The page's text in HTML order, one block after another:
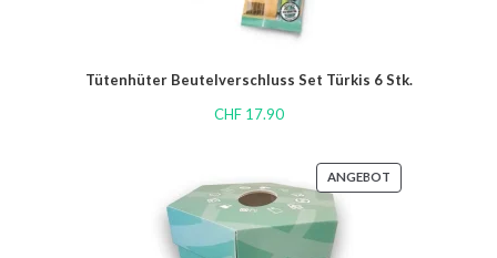
Tütenhüter Beutelverschluss Set Türkis 6 Stk.
CHF17.90
ANGEBOT